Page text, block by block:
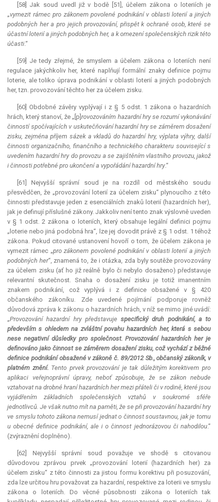
[58] Jak soud uvedl již v bodě [51], účelem zákona o loteriích je
„vymezit rámec pro zákonem povolené podnikání v oblasti loterií a jiných
podobných her a pro jejich provozování, přispět k ochraně osob, které se
účastní loterií a jiných podobných her, a k omezení společenských rizik této
účasti.“
[59] Je tedy zřejmé, že smyslem a účelem zákona o loteriích není
regulace jakýchkoliv her, které naplňují formální znaky definice pojmu
loterie, ale toliko úprava podnikání v oblasti loterií a jiných podobných
her, tzn. provozování těchto her za účelem zisku.
[60] Obdobné závěry vyplývají i z § 5 odst. 1 zákona o hazardních
hrách, který stanoví, že „[p]rovozováním hazardní hry se rozumí vykonávání
činností spočívajících v uskutečňování hazardní hry se záměrem dosažení
zisku, zejména příjem sázek a vkladů do hazardní hry, výplata výhry, další
činnosti organizačního, finančního a technického charakteru související s
uvedením hazardní hry do provozu a se zajištěním vlastního provozu, jakož
i činnosti potřebné pro ukončení a vypořádání hazardní hry.“
[61] Nejvyšší správní soud je na rozdíl od městského soudu
přesvědčen, že „provozování loterií za účelem zisku“ plynoucího z této
činnosti představuje jeden z esenciálních znaků loterií (hazardních her),
jak je definují příslušné zákony. Jakkoliv není tento znak výslovně uveden
v § 1 odst. 2 zákona o loteriích, který obsahuje legální definici pojmu
„loterie nebo jiná podobná hra“, lze jej dovodit právě z § 1 odst. 1 téhož
zákona. Pokud citované ustanovení hovoří o tom, že účelem zákona je
vymezit rámec „pro zákonem povolené podnikání v oblasti loterií a jiných
podobných her“, znamená to, že i otázka, zda byly soutěže provozovány
za účelem zisku (ať ho již reálně bylo či nebylo dosaženo) představuje
relevantní skutečnost. Snaha o dosažení zisku je totiž imanentním
znakem podnikání, což vyplývá i z definice obsažené v § 420
občanského zákoníku. Zde uvedené pojímání podporuje rovněž
důvodová zpráva k zákonu o hazardních hrách, v níž se mimo jiné uvádí:
„Provozování hazardní hry představuje specifický druh podnikání, a to
především s ohledem na zvláštní povahu hazardních her, která s sebou
nese negativní důsledky pro společnost. Provozování hazardních her je
definováno jako činnost se záměrem dosažení zisku, což vychází z běžné
definice podnikání obsažené v zákoně č. 89/2012 Sb., občanský zákoník, v
platném znění. Tento prvek provozování je tak důležitým korektivem pro
aplikaci veřejnoprávní úpravy, neboť způsobuje, že se zákon nebude
vztahovat na drobné hraní hazardních her mezi přáteli či v rodině, které jsou
vyjádřením základních společenských vztahů v soukromé sféře
jednotlivců. Je však nutno mít na paměti, že se při provozování hazardní hry
ve smyslu tohoto zákona nemusí jednat o činnost soustavnou, jak je tomu
u obecné definice podnikání, ale i o činnost jednorázovou či nahodilou.”
(zvýraznění doplněno).
[62] Nejvyšší správní soud považuje ve shodě s citovanou
důvodovou zprávou prvek „provozování loterií (hazardních her) za
účelem zisku“ z této činnosti za jistou formu korektivu při posuzování,
zda lze určitou hru považovat za hazardní, respektive za loterii ve smyslu
zákona o loteriích. Do věcné působnosti zákona o loteriích tak